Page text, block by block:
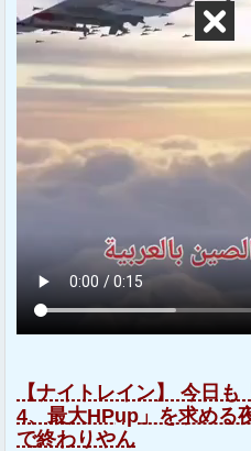
【ナイトレイン】 今日
4、最大HPup」を求める
で終わりやん